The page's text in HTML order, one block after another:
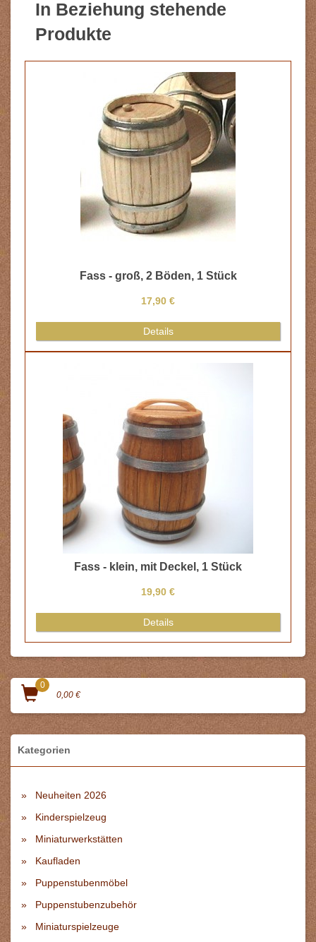
In Beziehung stehende
Produkte
Fass - groß, 2 Böden, 1 Stück
17,90 €
Details
Fass - klein, mit Deckel, 1 Stück
19,90 €
Details
0
0,00 €
Kategorien
Neuheiten 2026
Kinderspielzeug
Miniaturwerkstätten
Kaufladen
Puppenstubenmöbel
Puppenstubenzubehör
Miniaturspielzeuge